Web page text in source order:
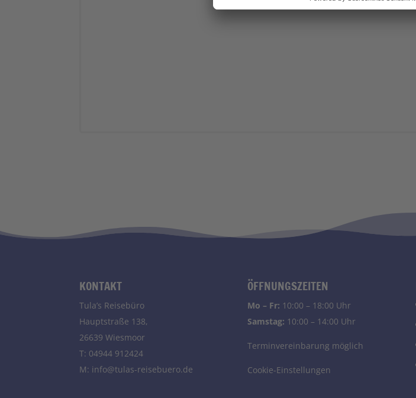
KONTAKT
Tula’s Reisebüro
Hauptstraße 138,
26639 Wiesmoor
T: 04944 912424
M: info@tulas-reisebuero.de
ÖFFNUNGSZEITEN
Mo – Fr: 10:00 – 18:00 Uhr
Samstag: 10:00 – 14:00 Uhr
Terminvereinbarung möglich
Cookie-Einstellungen